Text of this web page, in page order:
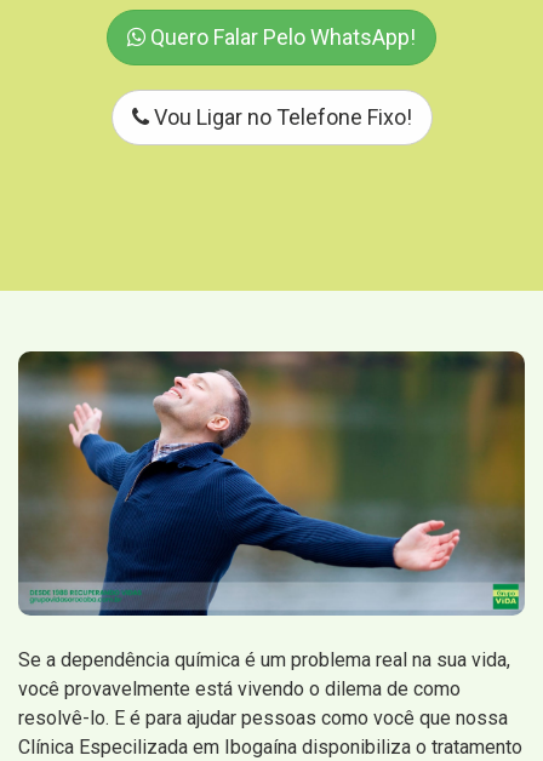
Quero Falar Pelo WhatsApp!
Vou Ligar no Telefone Fixo!
Se a dependência química é um problema real na sua vida,
você provavelmente está vivendo o dilema de como
resolvê-lo. E é para ajudar pessoas como você que nossa
Clínica Especilizada em Ibogaína disponibiliza o tratamento